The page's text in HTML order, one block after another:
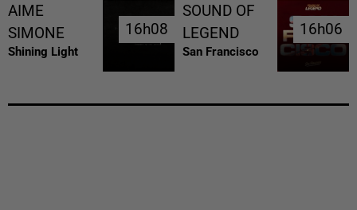
AIME
SIMONE
Shining Light
16h08
16h08
SOUND OF
LEGEND
San Francisco
16h06
16h06